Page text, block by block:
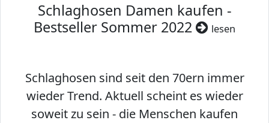
Schlaghosen Damen kaufen -
Bestseller Sommer 2022
lesen
Schlaghosen sind seit den 70ern immer
wieder Trend. Aktuell scheint es wieder
soweit zu sein - die Menschen kaufen